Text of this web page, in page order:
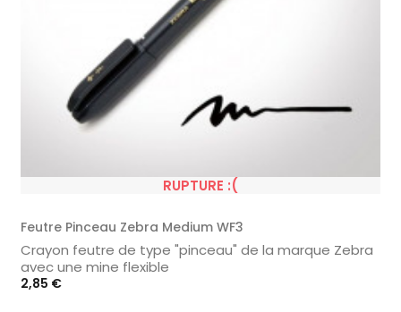
RUPTURE :(
Feutre Pinceau Zebra Medium WF3
Crayon feutre de type "pinceau" de la marque Zebra
avec une mine flexible
Prix
2,85 €